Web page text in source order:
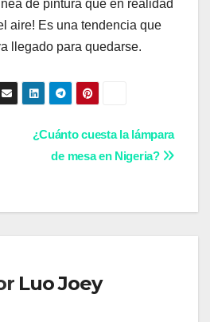
de pintura que en realidad
aire! Es una tendencia que
llegado para quedarse.
¿Cuánto cuesta la lámpara
de mesa en Nigeria?
Luo Joey